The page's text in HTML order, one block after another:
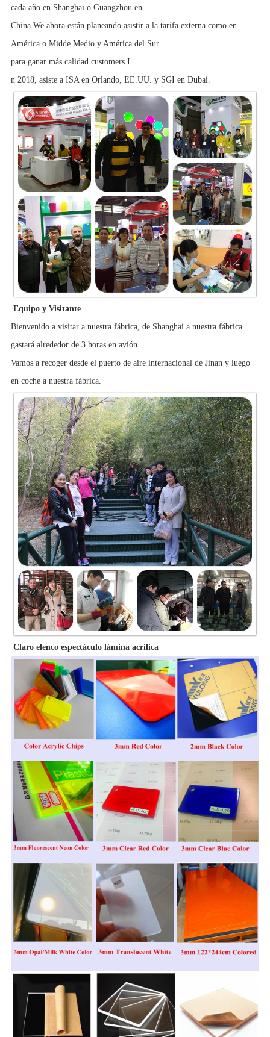
cada año en Shanghai o Guangzhou en
China.We ahora están planeando asistir a la tarifa externa como en
América o Midde Medio y América del Sur
para ganar más calidad customers.I
n 2018, asiste a ISA en Orlando, EE.UU. y SGI en Dubai.
Equipo y Visitante
Bienvenido a visitar a nuestra fábrica, de Shanghai a nuestra fábrica
gastará alrededor de 3 horas en avión.
Vamos a recoger desde el puerto de aire internacional de Jinan y luego
en coche a nuestra fábrica.
Claro elenco espectáculo lámina acrílica